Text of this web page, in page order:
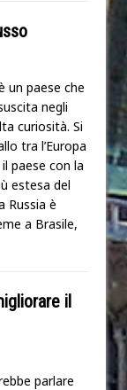
un paese che
negli
curiosità. Si
tra l’Europa
il paese con la
estesa del
Russia è
a Brasile,
il
parlare